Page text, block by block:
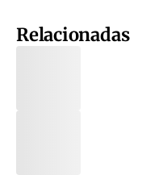
Relacionadas